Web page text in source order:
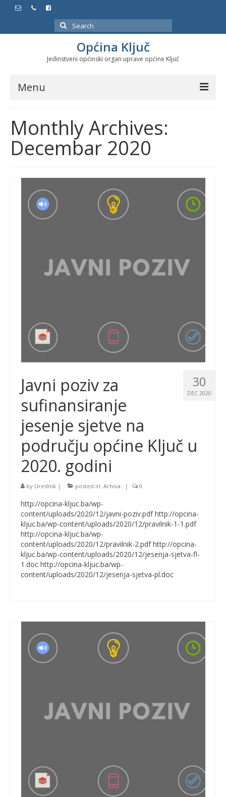
Search
for:
Općina Ključ
Jedinstveni općinski organ uprave općine Ključ
Menu
Službeni glasnici
Javne nabavke
Značajni datumi i manifestacije
Program energetske efikasnosti u stambenom
sektoru
Monthly Archives:
Decembar 2020
30
DEC 2020
Javni poziv za
sufinansiranje
jesenje sjetve na
području općine Ključ u
2020. godini
by Urednik | posted in: Arhiva | 0
http://opcina-kljuc.ba/wp-
content/uploads/2020/12/javni-poziv.pdf http://opcina-
kljuc.ba/wp-content/uploads/2020/12/pravilnik-1-1.pdf
http://opcina-kljuc.ba/wp-
content/uploads/2020/12/pravilnik-2.pdf http://opcina-
kljuc.ba/wp-content/uploads/2020/12/jesenja-sjetva-fl-
1.doc http://opcina-kljuc.ba/wp-
content/uploads/2020/12/jesenja-sjetva-pl.doc